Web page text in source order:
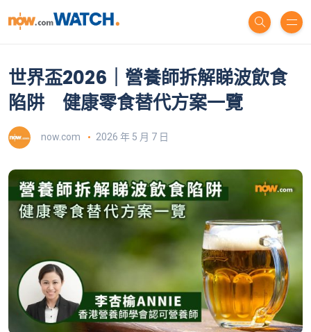
世界盃2026｜營養師拆解睇波飲食
陷阱 健康零食替代方案一覽
now.com 2026 年 5 月 7 日